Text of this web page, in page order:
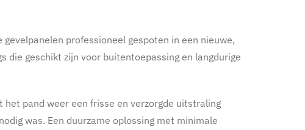
professioneel gespoten in een nieuwe,
die geschikt zijn voor buitentoepassing en langdurige
pand weer een frisse en verzorgde uitstraling
was. Een duurzame oplossing met minimale